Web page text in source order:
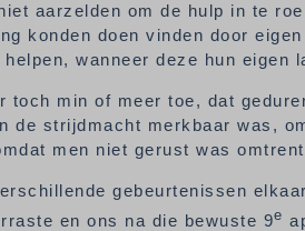
aarzelden om de hulp in te
konden doen vinden door
wanneer deze hun eigen
toch min of meer toe, dat
de strijdmacht merkbaar was,
men niet gerust was
gebeurtenissen
en ons na die bewuste 9e